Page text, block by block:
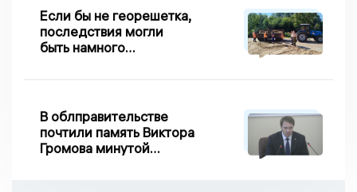
Если бы не георешетка,
последствия могли
быть намного
сходе песка на
В облправительстве
почтили память Виктора
Громова минутой